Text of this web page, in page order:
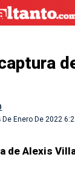
Enero De 2022
de Alexis